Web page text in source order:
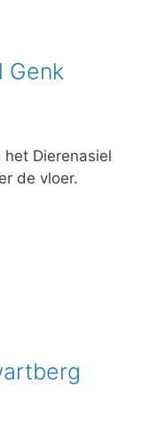
Genk
Dierenasiel
de vloer.